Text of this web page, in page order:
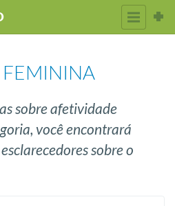
sobre afetividade
você encontrará
sobre o